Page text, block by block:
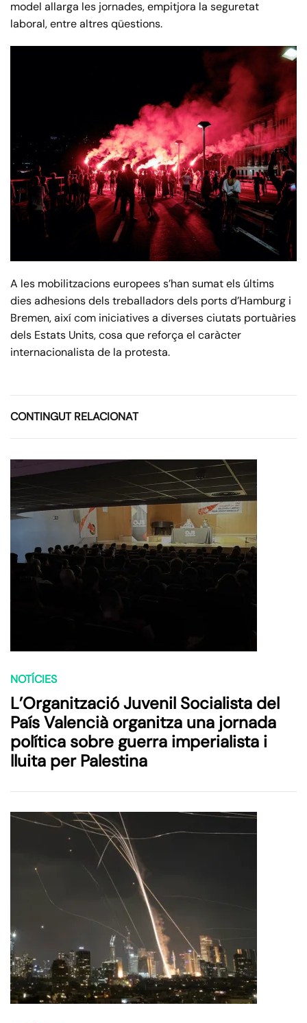
model allarga les jornades, empitjora la seguretat
laboral, entre altres qüestions.
A les mobilitzacions europees s’han sumat els últims
dies adhesions dels treballadors dels ports d’Hamburg i
Bremen, així com iniciatives a diverses ciutats portuàries
dels Estats Units, cosa que reforça el caràcter
internacionalista de la protesta.
CONTINGUT RELACIONAT
NOTÍCIES
L’Organització Juvenil Socialista del
País Valencià organitza una jornada
política sobre guerra imperialista i
lluita per Palestina